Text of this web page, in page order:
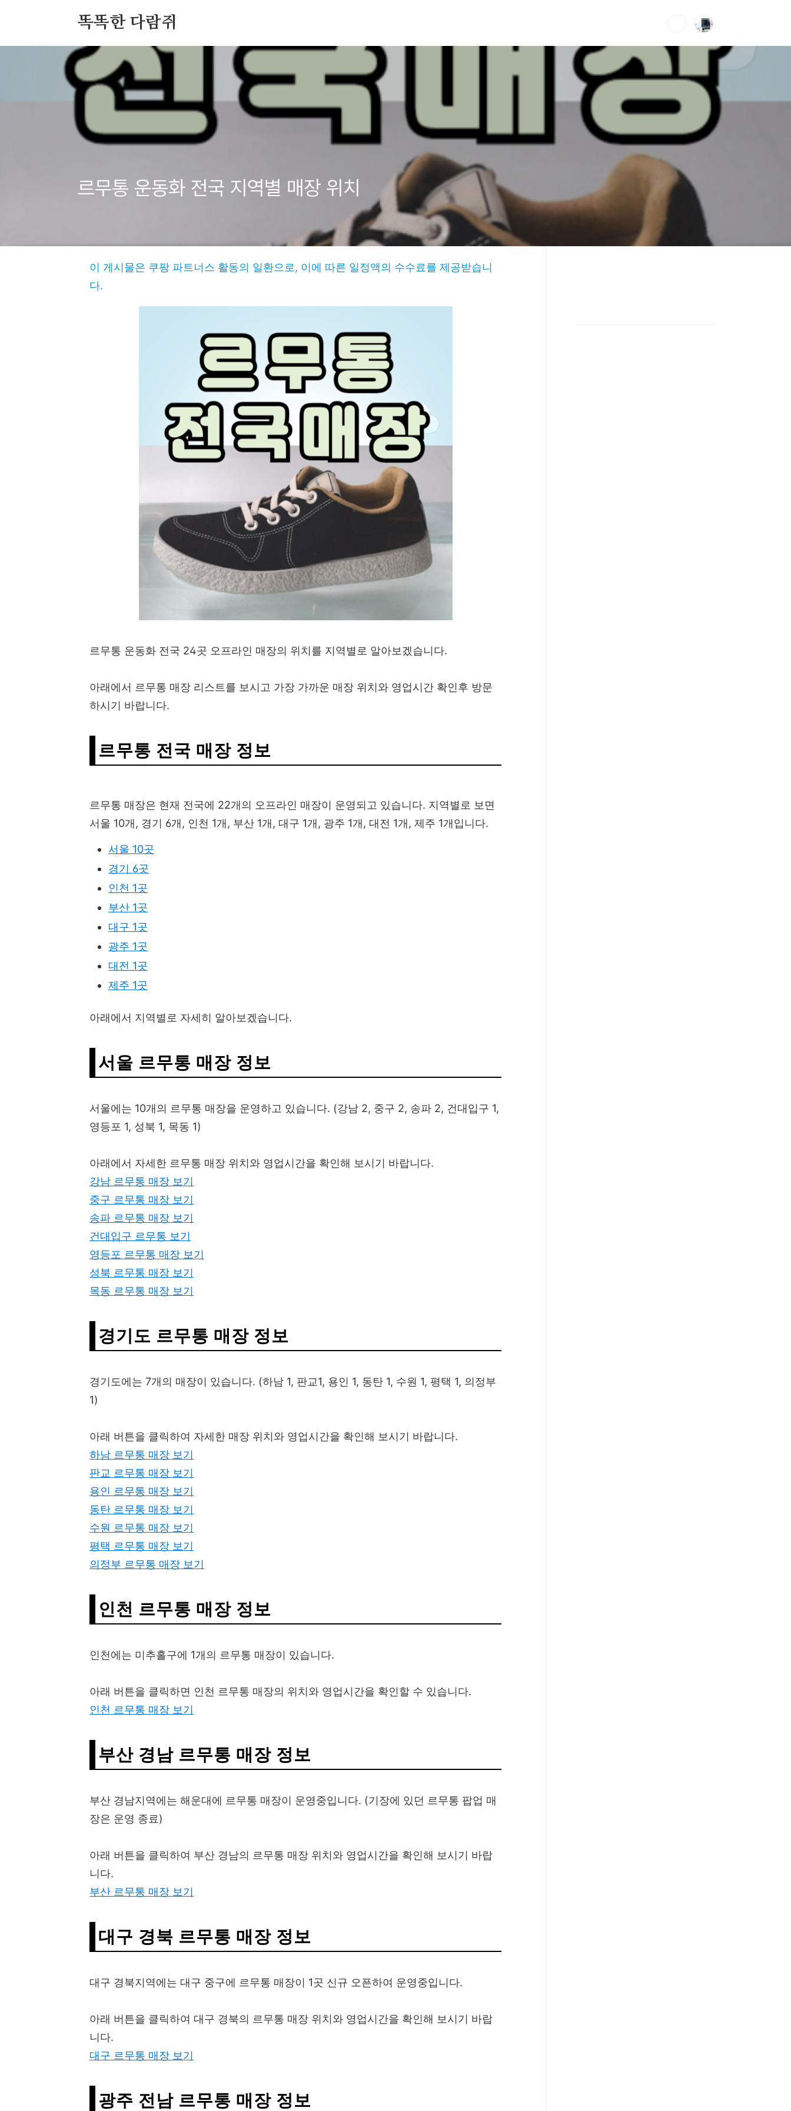
똑똑한 다람쥐
르무통 운동화 전국 지역별 매장 위치
이 게시물은 쿠팡 파트너스 활동의 일환으로, 이에 따른 일정액의 수수료를 제공받습니
다.
르무통 운동화 전국 24곳 오프라인 매장의 위치를 지역별로 알아보겠습니다.
아래에서 르무통 매장 리스트를 보시고 가장 가까운 매장 위치와 영업시간 확인후 방문
하시기 바랍니다.
르무통 전국 매장 정보
르무통 매장은 현재 전국에 22개의 오프라인 매장이 운영되고 있습니다. 지역별로 보면
서울 10개, 경기 6개, 인천 1개, 부산 1개, 대구 1개, 광주 1개, 대전 1개, 제주 1개입니다.
서울 10곳
경기 6곳
인천 1곳
부산 1곳
대구 1곳
광주 1곳
대전 1곳
제주 1곳
아래에서 지역별로 자세히 알아보겠습니다.
서울 르무통 매장 정보
서울에는 10개의 르무통 매장을 운영하고 있습니다. (강남 2, 중구 2, 송파 2, 건대입구 1,
영등포 1, 성북 1, 목동 1)
아래에서 자세한 르무통 매장 위치와 영업시간을 확인해 보시기 바랍니다.
강남 르무통 매장 보기
중구 르무통 매장 보기
송파 르무통 매장 보기
건대입구 르무통 보기
영등포 르무통 매장 보기
성북 르무통 매장 보기
목동 르무통 매장 보기
경기도 르무통 매장 정보
경기도에는 7개의 매장이 있습니다. (하남 1, 판교1, 용인 1, 동탄 1, 수원 1, 평택 1, 의정부
1)
아래 버튼을 클릭하여 자세한 매장 위치와 영업시간을 확인해 보시기 바랍니다.
하남 르무통 매장 보기
판교 르무통 매장 보기
용인 르무통 매장 보기
동탄 르무통 매장 보기
수원 르무통 매장 보기
평택 르무통 매장 보기
의정부 르무통 매장 보기
인천 르무통 매장 정보
인천에는 미추홀구에 1개의 르무통 매장이 있습니다.
아래 버튼을 클릭하면 인천 르무통 매장의 위치와 영업시간을 확인할 수 있습니다.
인천 르무통 매장 보기
부산 경남 르무통 매장 정보
부산 경남지역에는 해운대에 르무통 매장이 운영중입니다. (기장에 있던 르무통 팝업 매
장은 운영 종료)
아래 버튼을 클릭하여 부산 경남의 르무통 매장 위치와 영업시간을 확인해 보시기 바랍
니다.
부산 르무통 매장 보기
대구 경북 르무통 매장 정보
대구 경북지역에는 대구 중구에 르무통 매장이 1곳 신규 오픈하여 운영중입니다.
아래 버튼을 클릭하여 대구 경북의 르무통 매장 위치와 영업시간을 확인해 보시기 바랍
니다.
대구 르무통 매장 보기
광주 전남 르무통 매장 정보